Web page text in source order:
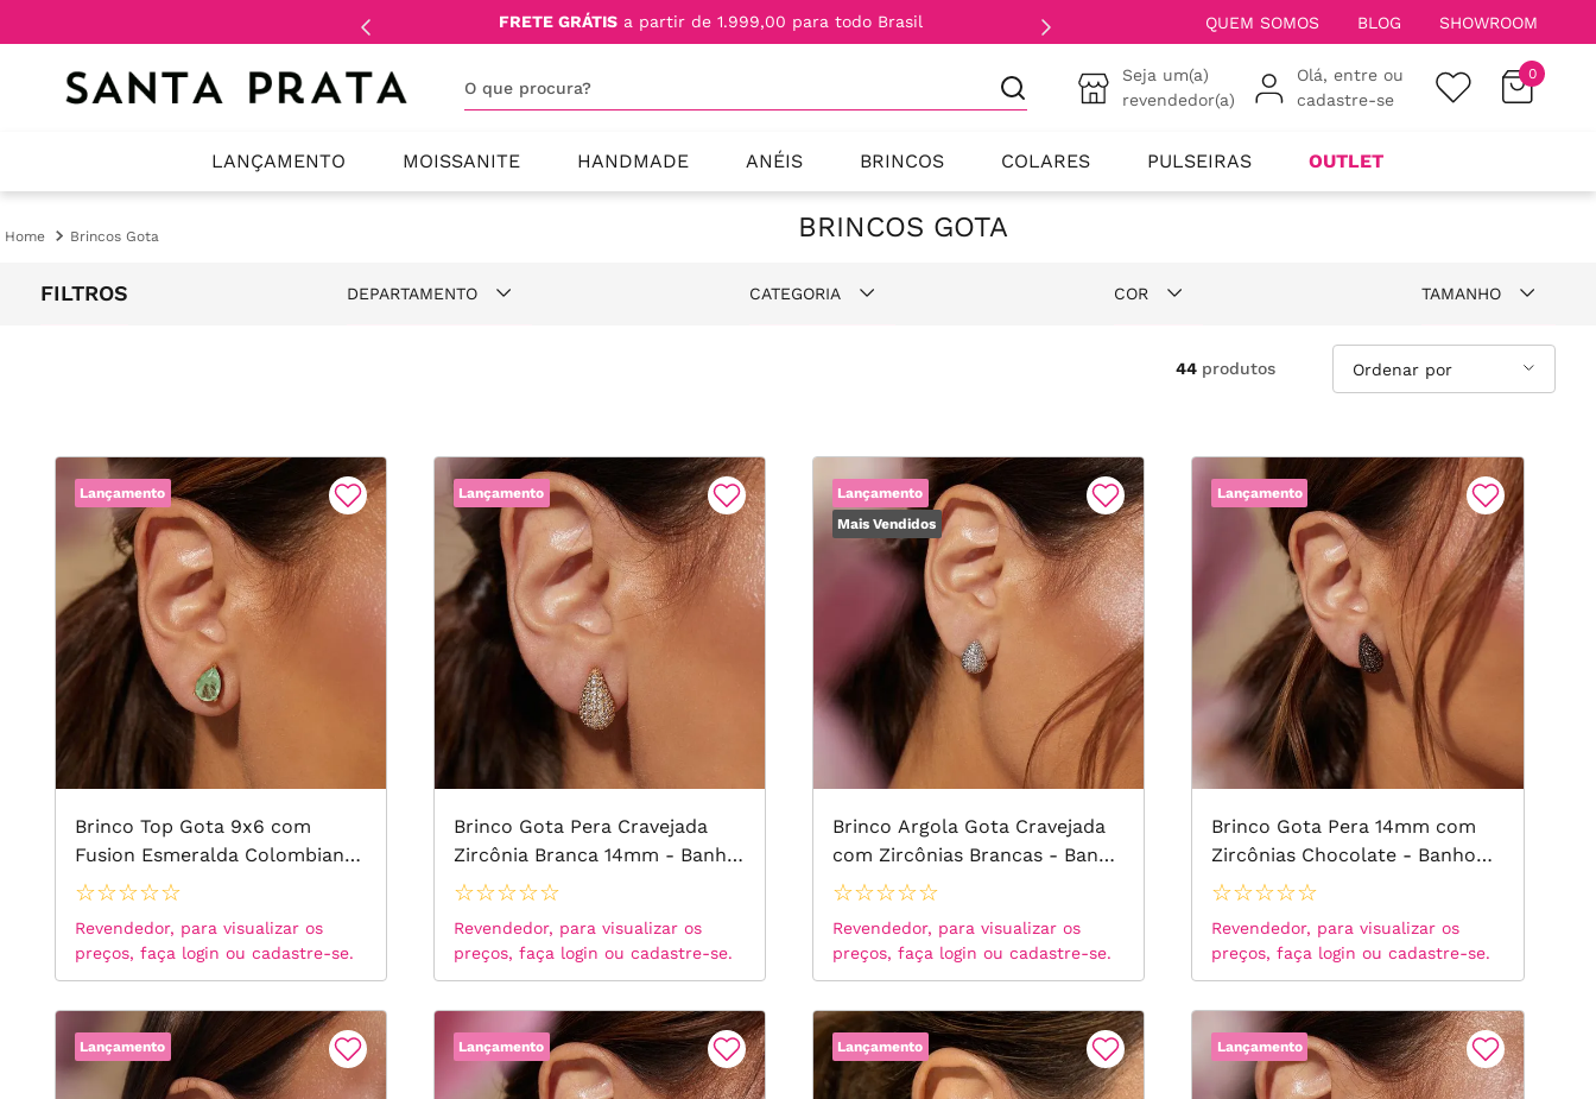
FRETE GRÁTIS a partir de 1.999,00 para todo Brasil QUEM SOMOS BLOG SHOWROOM
Seja um(a)
revendedor(a)
Olá, entre ou
cadastre-se
0
LANÇAMENTO MOISSANITE HANDMADE ANÉIS BRINCOS COLARES PULSEIRAS OUTLET
Brincos Gota BRINCOS GOTA
FILTROS DEPARTAMENTO CATEGORIA
Banho de Ródio Branco
Lisos
Banho de Ródio Negro
Ear Hook
Pérolas
Ear Cuff
Ear Bling
Argolas
COR TAMANHO
44 produtos
Lançamento
Brinco Top Gota 9x6 com
Fusion Esmeralda Colombiana
- Banho de Ouro 18k
☆☆☆☆☆
Revendedor, para visualizar os
preços, faça login ou cadastre-se.
Lançamento
Brinco Gota Pera Cravejada
Zircônia Branca 14mm - Banho
de Ouro 18k
☆☆☆☆☆
Revendedor, para visualizar os
preços, faça login ou cadastre-se.
Lançamento
Mais Vendidos
Brinco Argola Gota Cravejada
com Zircônias Brancas - Banho
de Ouro 18k
☆☆☆☆☆
Revendedor, para visualizar os
preços, faça login ou cadastre-se.
Lançamento
Brinco Gota Pera 14mm com
Zircônias Chocolate - Banho
de Ouro 18k
☆☆☆☆☆
Revendedor, para visualizar os
preços, faça login ou cadastre-se.
Lançamento Lançamento Lançamento Lançamento